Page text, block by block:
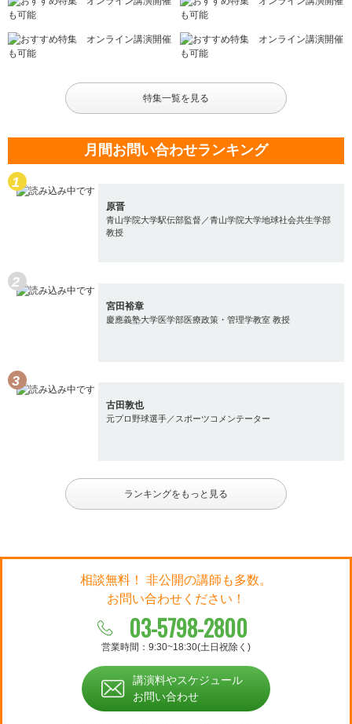
特集一覧を見る
月間お問い合わせランキング
原晋
青山学院大学駅伝部監督／青山学院大学地球社会共生学部
教授
宮田裕章
慶應義塾大学医学部医療政策・管理学教室 教授
古田敦也
元プロ野球選手／スポーツコメンテーター
ランキングをもっと見る
相談無料！ 非公開の講師も多数。
お問い合わせください！
03-5798-2800
営業時間：9:30~18:30(土日祝除く)
講演料やスケジュール
お問い合わせ